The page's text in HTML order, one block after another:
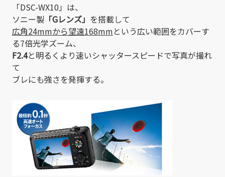
「DSC-WX10」は、
ソニー製 「Gレンズ」 を搭載して
広角24mmから望遠168mmという広い範囲をカバーす
る7倍光学ズーム、
F2.4と明るくより速いシャッタースピードで写真が撮れ
て
ブレにも強さを発揮する。